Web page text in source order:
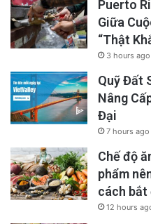
Puerto
Giữa
“Thật
3 hours ago
Quỹ Đất
Nâng
Đại
7 hours ago
Chế độ
phẩm
cách bắt
12 hours